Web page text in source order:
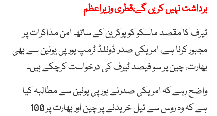
برداشت نہیں کریں گے،قطری وزیراعظم
ٹیرف کا مقصد ماسکو کو یوکرین کے ساتھ امن مذاکرات پر
مجبور کرنا ہے، امریکی صدر ڈونلڈ ٹرمپ یورپی یونین سے بھی
بھارت، چین پر سو فیصد ٹیرف کی درخواست کرچکے ہیں۔
واضح رہے کہ امریکی صدرنے یورپی یونین سے مطالبہ کیا
ہے کہ وہ روس سے تیل خریدنے پر چین اور بھارت پر 100